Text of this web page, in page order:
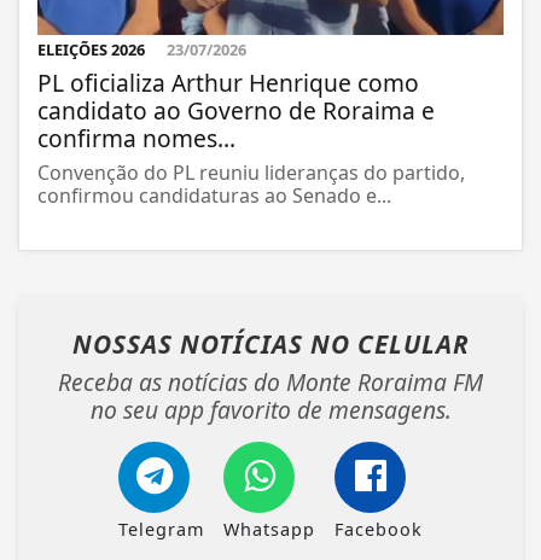
ELEIÇÕES 2026 23/07/2026
PL oficializa Arthur Henrique como
candidato ao Governo de Roraima e
confirma nomes...
Convenção do PL reuniu lideranças do partido,
confirmou candidaturas ao Senado e...
NOSSAS NOTÍCIAS NO CELULAR
Receba as notícias do Monte Roraima FM
no seu app favorito de mensagens.
Telegram Whatsapp Facebook